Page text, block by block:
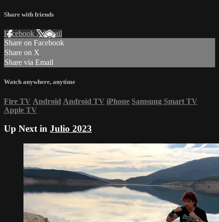
Share with friends
Facebook XEmail
Share on Facebook
Share on X
Share via Email
Watch anywhere, anytime
Fire TV Android Android TV iPhone Samsung Smart TV
Apple TV
Up Next in Julio 2023